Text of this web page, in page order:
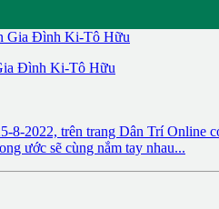
Đình Ki-Tô Hữu
2022, trên trang Dân Trí Online
ước sẽ cùng nắm tay nhau...